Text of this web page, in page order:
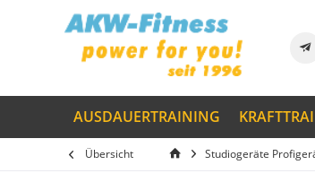
AUSDAUERTRAINING
Übersicht Studiogeräte